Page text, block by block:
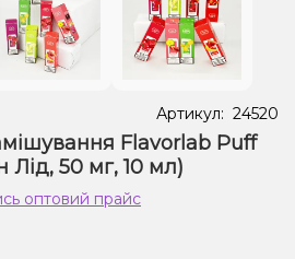
Артикул: 24520
Flavorlab Puff
Лід, 50 мг, 10 мл)
оптовий прайс